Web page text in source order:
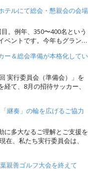
テルにて総会・懇親会の会場
。例年、350〜400名という
ベントです。今年もグラン…
ー＆総会準備が本格化してい
実行委員会（準備会）」を
て、8月の招待サッカー、
継奏」の輪を広げるご協力
に多大なるご理解とご支援を
在、私たち実行委員会は、
親善ゴルフ大会を終えて